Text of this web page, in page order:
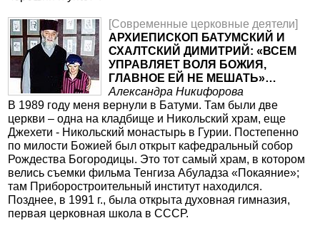
[Современные церковные деятели]
АРХИЕПИСКОП БАТУМСКИЙ И
СХАЛТСКИЙ ДИМИТРИЙ: «ВСЕМ
УПРАВЛЯЕТ ВОЛЯ БОЖИЯ,
ГЛАВНОЕ ЕЙ НЕ МЕШАТЬ»…
Александра Никифорова
В 1989 году меня вернули в Батуми. Там были две
церкви – одна на кладбище и Никольский храм, еще
Джехети - Никольский монастырь в Гурии. Постепенно
по милости Божией был открыт кафедральный собор
Рождества Богородицы. Это тот самый храм, в котором
велись съемки фильма Тенгиза Абуладза «Покаяние»;
там Приборостроительный институт находился.
Позднее, в 1991 г., была открыта духовная гимназия,
первая церковная школа в СССР.